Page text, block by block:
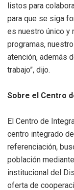
listos para
para que se siga
es nuestro único y
programas,
atención, además
trabajo”, dijo.
Sobre el Centro
El Centro de
centro integrado
referenciación,
población
institucional del
oferta de